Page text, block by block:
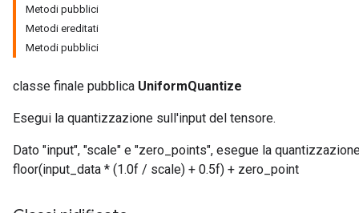
Metodi pubblici
Metodi ereditati
Metodi pubblici
classe finale pubblica UniformQuantize
Esegui la quantizzazione sull'input del tensore.
Dato "input", "scale" e "zero_points", esegue la
floor(input_data * (1.0f / scale) + 0.5f) + zero_point